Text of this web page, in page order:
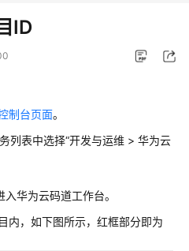
ID
制台页面。
列表中选择“开发与运维 > 华为云
华为云码道工作台。
内，如下图所示，红框部分即为